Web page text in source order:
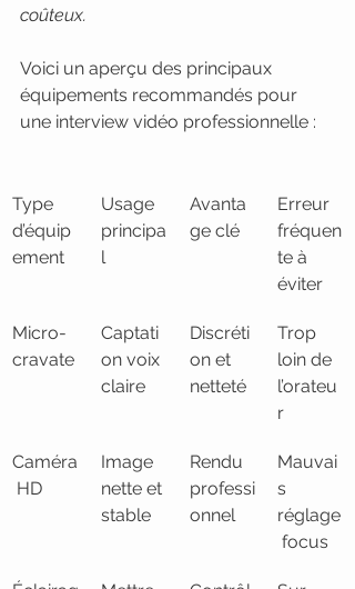
coûteux.
Voici un aperçu des principaux
équipements recommandés pour
une interview vidéo professionnelle :
Type
d’équip
ement
Usage
principa
l
Avanta
ge clé
Erreur
fréquen
te à
éviter
Micro-
cravate
Captati
on voix
claire
Discréti
on et
netteté
Trop
loin de
l’orateu
r
Caméra
HD
Image
nette et
stable
Rendu
professi
onnel
Mauvai
s
réglage
focus